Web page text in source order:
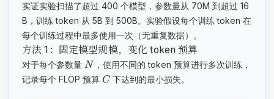
实证实验扫描了超过 400 个模型，参数量从 70M 到超过 16
B，训练 token 从 5B 到 500B。实验假设每个训练 token 在
每个训练过程中最多使用一次（无重复数据）。
方法 1：固定模型规模，变化 token 预算
对于每个参数量 N ，使用不同的 token 预算进行多次训练，
记录每个 FLOP 预算 C 下达到的最小损失。